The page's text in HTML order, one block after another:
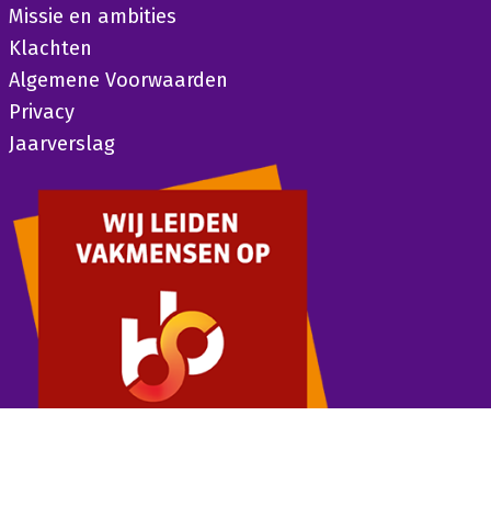
Missie en ambities
Klachten
Algemene Voorwaarden
Privacy
Jaarverslag